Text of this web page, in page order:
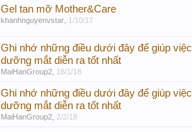
Gel tan mỡ Mother&Care
khanhnguyenvstar 1/10/17
Ghi nhớ những điều dưới đây để giúp việc
dưỡng mắt diễn ra tốt nhất
MaiHanGroup2 16/1/18
Ghi nhớ những điều dưới đây để giúp việc
dưỡng mắt diễn ra tốt nhất
MaiHanGroup2 2/2/18